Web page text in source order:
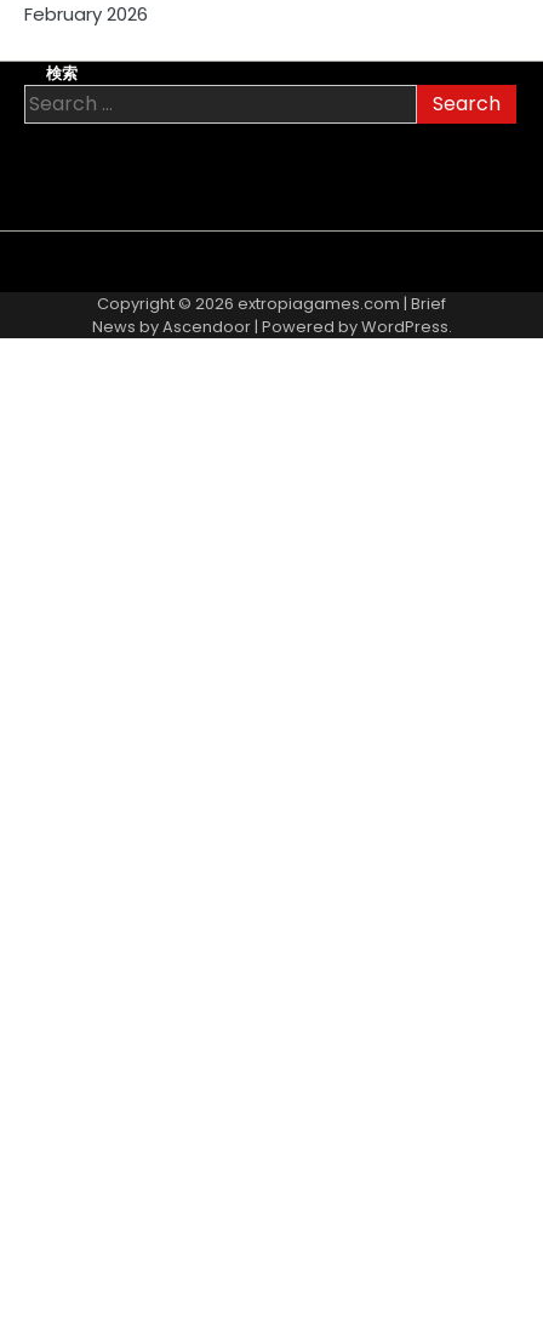
February 2026
検索
Search
for:
Us
Us
Policy
Policy
and
Conditions
Copyright © 2026 extropiagames.com | Brief
News byAscendoor| Powered byWordPress.